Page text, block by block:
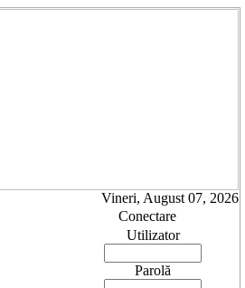
Vineri, August 07, 2026
Conectare
Utilizator
Parolă